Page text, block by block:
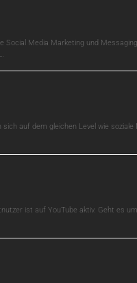
Social Media Marketing und
auf dem gleichen Level wie soziale
ist auf YouTube aktiv. Geht es